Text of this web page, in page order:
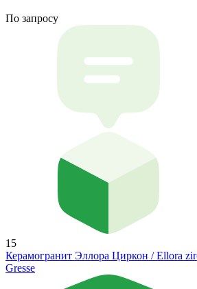
По запросу
15
Керамогранит Эллора Циркон / Ellora
Gresse